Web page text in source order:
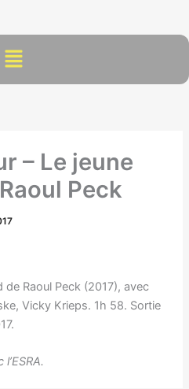
Menu
– Le jeune
Peck
Raoul Peck (2017), avec
Vicky Krieps. 1h 58. Sortie